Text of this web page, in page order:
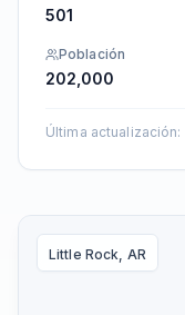
501
Población
202,000
Última actualización:
Little Rock, AR